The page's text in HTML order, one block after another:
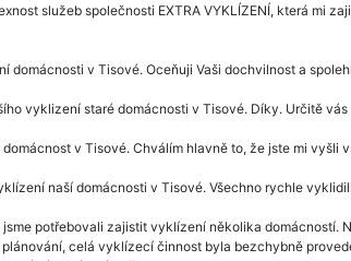
služeb společnosti EXTRA VYKLÍZENÍ, která mi
domácnosti v Tisové. Oceňuji Vaši dochvilnost a
vyklizení staré domácnosti v Tisové. Díky. Určitě
v Tisové. Chválím hlavně to, že jste mi vyšli
naší domácnosti v Tisové. Všechno rychle
potřebovali zajistit vyklízení několika domácností.
celá vyklízecí činnost byla bezchybně